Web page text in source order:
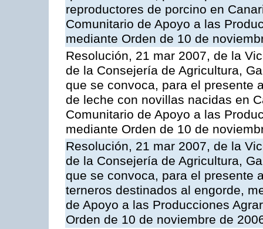
reproductores de porcino en
Comunitario de Apoyo a las
mediante Orden de 10 de
Resolución, 21 mar 2007, de la
de la Consejería de Agricultura,
que se convoca, para el presente
de leche con novillas nacidas en
Comunitario de Apoyo a las
mediante Orden de 10 de
Resolución, 21 mar 2007, de la
de la Consejería de Agricultura,
que se convoca, para el presente
terneros destinados al engorde,
de Apoyo a las Producciones
Orden de 10 de noviembre de